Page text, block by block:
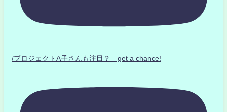
/プロジェクトA子さんも注目？ get a chance!